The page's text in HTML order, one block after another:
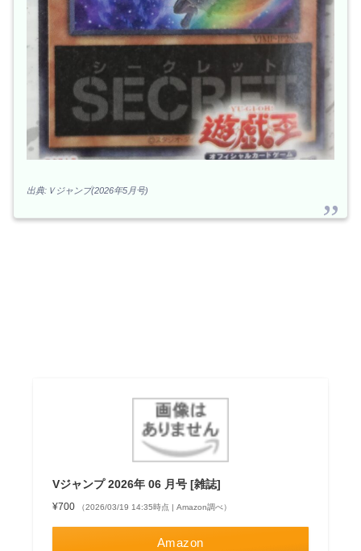
出典:Ｖジャンプ(2026年5月号)
Vジャンプ 2026年 06 月号 [雑誌]
¥700 （2026/03/19 14:35時点 | Amazon調べ）
Amazon